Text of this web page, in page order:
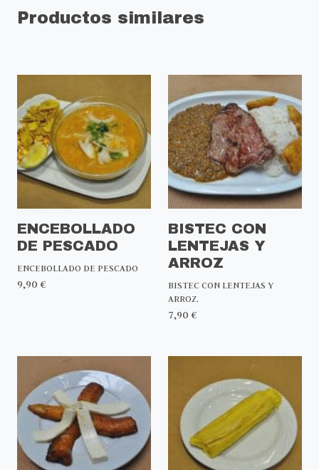
Productos similares
ENCEBOLLADO
DE PESCADO
ENCEBOLLADO DE PESCADO
9,90 €
BISTEC CON
LENTEJAS Y
ARROZ
BISTEC CON LENTEJAS Y
ARROZ.
7,90 €